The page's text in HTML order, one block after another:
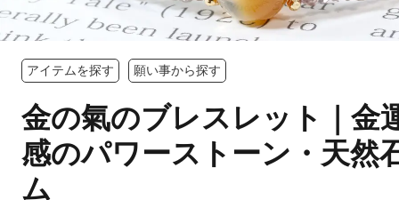
アイテムを探す 願い事から探す
金の氣のブレスレット｜金
感のパワーストーン・天然
ム